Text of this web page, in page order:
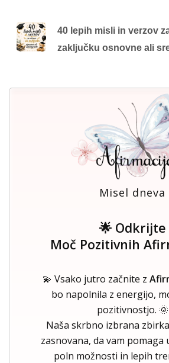
40 lepih misli in verzov
zaključku osnovne ali
Misel dneva
🌟 Odkrijte
Moč Pozitivnih
💫 Vsako jutro začnite z
bo napolnila z energijo,
pozitivnostjo. 🌞
Naša skrbno izbrana
zasnovana, da vam pomaga
poln možnosti in lepih